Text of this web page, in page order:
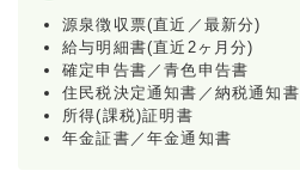
源泉徴収票(直近／最新分)
給与明細書(直近2ヶ月分)
確定申告書／青色申告書
住民税決定通知書／納税通知書
所得(課税)証明書
年金証書／年金通知書